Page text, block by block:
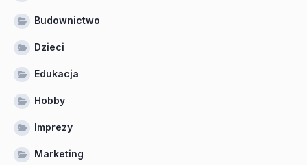
Budownictwo
Dzieci
Edukacja
Hobby
Imprezy
Marketing